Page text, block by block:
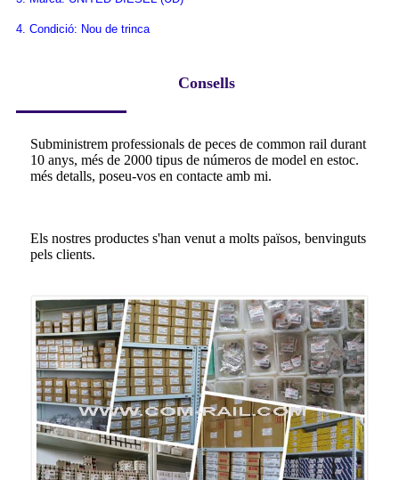
4. Condició: Nou de trinca
Consells
Subministrem professionals de peces de common rail durant
10 anys, més de 2000 tipus de números de model en estoc.
més detalls, poseu-vos en contacte amb mi.
Els nostres productes s'han venut a molts països, benvinguts
pels clients.